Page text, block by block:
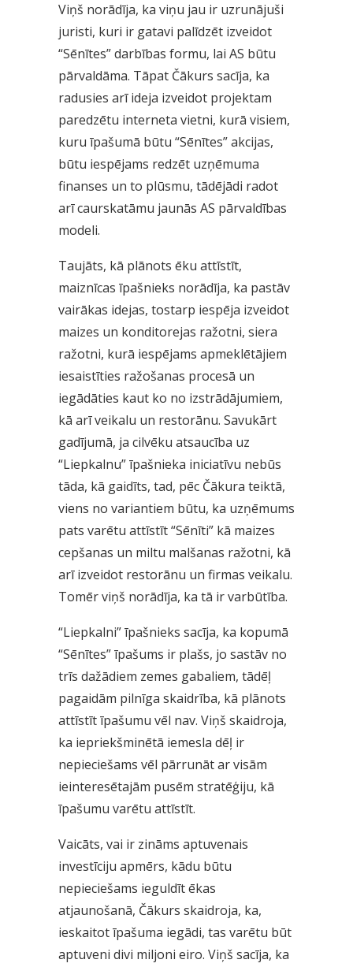
Viņš norādīja, ka viņu jau ir uzrunājuši
juristi, kuri ir gatavi palīdzēt izveidot
“Sēnītes” darbības formu, lai AS būtu
pārvaldāma. Tāpat Čākurs sacīja, ka
radusies arī ideja izveidot projektam
paredzētu interneta vietni, kurā visiem,
kuru īpašumā būtu “Sēnītes” akcijas,
būtu iespējams redzēt uzņēmuma
finanses un to plūsmu, tādējādi radot
arī caurskatāmu jaunās AS pārvaldības
modeli.
Taujāts, kā plānots ēku attīstīt,
maiznīcas īpašnieks norādīja, ka pastāv
vairākas idejas, tostarp iespēja izveidot
maizes un konditorejas ražotni, siera
ražotni, kurā iespējams apmeklētājiem
iesaistīties ražošanas procesā un
iegādāties kaut ko no izstrādājumiem,
kā arī veikalu un restorānu. Savukārt
gadījumā, ja cilvēku atsaucība uz
“Liepkalnu” īpašnieka iniciatīvu nebūs
tāda, kā gaidīts, tad, pēc Čākura teiktā,
viens no variantiem būtu, ka uzņēmums
pats varētu attīstīt “Sēnīti” kā maizes
cepšanas un miltu malšanas ražotni, kā
arī izveidot restorānu un firmas veikalu.
Tomēr viņš norādīja, ka tā ir varbūtība.
“Liepkalni” īpašnieks sacīja, ka kopumā
“Sēnītes” īpašums ir plašs, jo sastāv no
trīs dažādiem zemes gabaliem, tādēļ
pagaidām pilnīga skaidrība, kā plānots
attīstīt īpašumu vēl nav. Viņš skaidroja,
ka iepriekšminētā iemesla dēļ ir
nepieciešams vēl pārrunāt ar visām
ieinteresētajām pusēm stratēģiju, kā
īpašumu varētu attīstīt.
Vaicāts, vai ir zināms aptuvenais
investīciju apmērs, kādu būtu
nepieciešams ieguldīt ēkas
atjaunošanā, Čākurs skaidroja, ka,
ieskaitot īpašuma iegādi, tas varētu būt
aptuveni divi miljoni eiro. Viņš sacīja, ka